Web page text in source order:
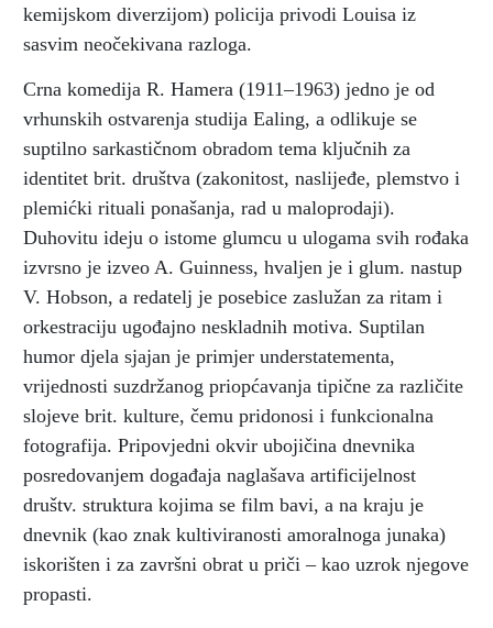
kemijskom diverzijom) policija privodi Louisa iz
sasvim neočekivana razloga.
Crna komedija R. Hamera (1911–1963) jedno je od
vrhunskih ostvarenja studija Ealing, a odlikuje se
suptilno sarkastičnom obradom tema ključnih za
identitet brit. društva (zakonitost, naslijeđe, plemstvo i
plemićki rituali ponašanja, rad u maloprodaji).
Duhovitu ideju o istome glumcu u ulogama svih rođaka
izvrsno je izveo A. Guinness, hvaljen je i glum. nastup
V. Hobson, a redatelj je posebice zaslužan za ritam i
orkestraciju ugođajno neskladnih motiva. Suptilan
humor djela sjajan je primjer understatementa,
vrijednosti suzdržanog priopćavanja tipične za različite
slojeve brit. kulture, čemu pridonosi i funkcionalna
fotografija. Pripovjedni okvir ubojičina dnevnika
posredovanjem događaja naglašava artificijelnost
društv. struktura kojima se film bavi, a na kraju je
dnevnik (kao znak kultiviranosti amoralnoga junaka)
iskorišten i za završni obrat u priči – kao uzrok njegove
propasti.